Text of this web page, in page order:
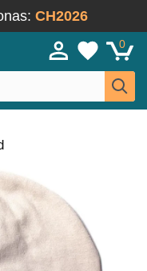
CH2026
0